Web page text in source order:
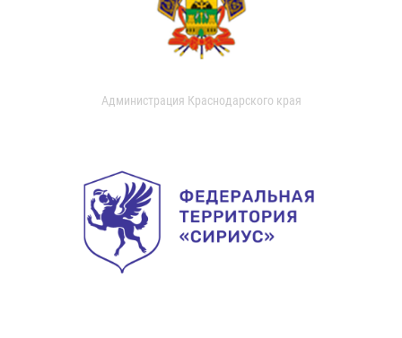
Администрация Краснодарского края